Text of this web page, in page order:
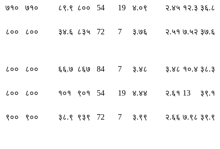
७१० ७१० ८९.९ ८०० 54 19 ४.०९ २.४५ १२.३ ३६.८
८०० ८०० ३४.६ ८३५ 72 7 ३.७६ २.५१ ७.५२ ३७.६
८०० ८०० ६६.७ ८६७ 84 7 ३.४८ ३.४८ १०.४ ३८.३
८०० ८०० १०१ ९०१ 54 19 ४.४४ २.६१ 13 ३९.१
९०० ९०० ३८.९ ९३९ 72 7 ३.९९ २.६६ ७.९८ ३९.९